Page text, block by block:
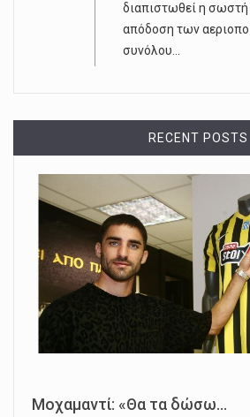
διαπιστωθεί η σωστή
απόδοση των
συνόλου...
RECENT POSTS
Μοχαμαντί: «Θα τα δώσω...